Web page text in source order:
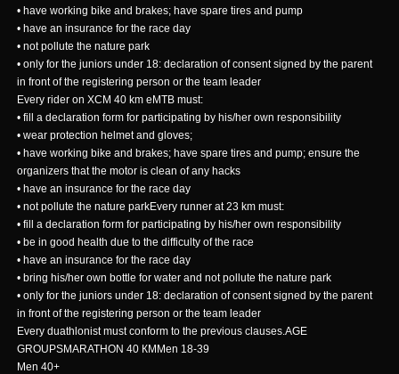
• have working bike and brakes; have spare tires and pump
• have an insurance for the race day
• not pollute the nature park
• only for the juniors under 18: declaration of consent signed by the parent
in front of the registering person or the team leader
Every rider on XCM 40 km eMTB must:
• fill a declaration form for participating by his/her own responsibility
• wear protection helmet and gloves;
• have working bike and brakes; have spare tires and pump; ensure the
organizers that the motor is clean of any hacks
• have an insurance for the race day
• not pollute the nature parkEvery runner at 23 km must:
• fill a declaration form for participating by his/her own responsibility
• be in good health due to the difficulty of the race
• have an insurance for the race day
• bring his/her own bottle for water and not pollute the nature park
• only for the juniors under 18: declaration of consent signed by the parent
in front of the registering person or the team leader
Every duathlonist must conform to the previous clauses.AGE
GROUPSMARATHON 40 КМMen 18-39
Men 40+